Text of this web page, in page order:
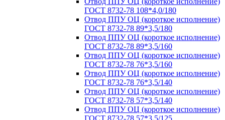
ГОСТ 8732-78 108*4,0/180
Отвод ППУ ОЦ (короткое исполнение)
ГОСТ 8732-78 89*3,5/180
Отвод ППУ ОЦ (короткое исполнение)
ГОСТ 8732-78 89*3,5/160
Отвод ППУ ОЦ (короткое исполнение)
ГОСТ 8732-78 76*3,5/160
Отвод ППУ ОЦ (короткое исполнение)
ГОСТ 8732-78 76*3,5/140
Отвод ППУ ОЦ (короткое исполнение)
ГОСТ 8732-78 57*3,5/140
Отвод ППУ ОЦ (короткое исполнение)
ГОСТ 8732-78 57*3,5/125